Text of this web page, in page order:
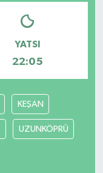
YATSI
22:05
KEŞAN
UZUNKÖPRÜ